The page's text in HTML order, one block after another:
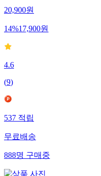
20,900원
14%17,900원
4.6
(9)
537적립
무료배송
888명구매중